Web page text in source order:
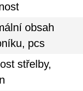
obsah
pcs
střelby,